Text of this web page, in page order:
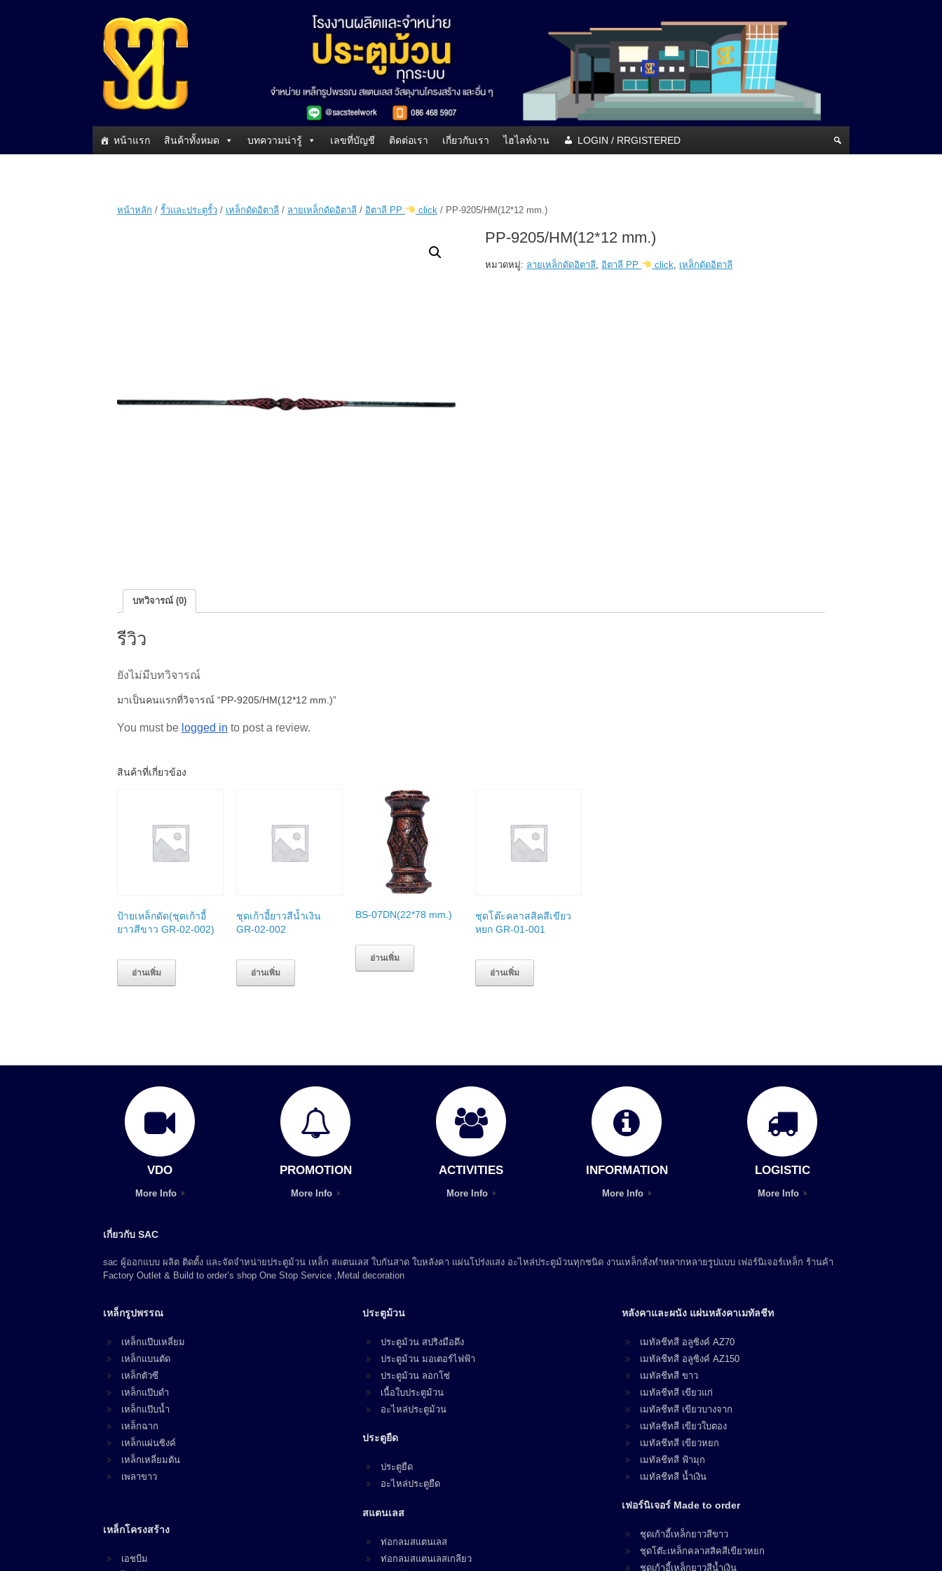
หน้าแรก สินค้าทั้งหมด บทความน่ารู้ เลขที่บัญชี ติดต่อเรา เกี่ยวกับเรา ไฮไลท์งาน LOGIN / RRGISTERED
หน้าหลัก / รั้วและประตูรั้ว / เหล็กดัดอิตาลี / ลายเหล็กดัดอิตาลี / อิตาลี PP click/ PP-9205/HM(12*12 mm.)
PP-9205/HM(12*12 mm.)
หมวดหมู่: ลายเหล็กดัดอิตาลี, อิตาลี PP click, เหล็กดัดอิตาลี
บทวิจารณ์ (0)
รีวิว
ยังไม่มีบทวิจารณ์
มาเป็นคนแรกที่วิจารณ์ “PP-9205/HM(12*12 mm.)”
You must be logged in to post a review.
สินค้าที่เกี่ยวข้อง
ป้ายเหล็กดัด(ชุดเก้าอี้
ยาวสีขาว GR-02-002)
อ่านเพิ่ม
ชุดเก้าอี้ยาวสีน้ำเงิน
GR-02-002
อ่านเพิ่ม
BS-07DN(22*78 mm.)
อ่านเพิ่ม
ชุดโต๊ะคลาสสิคสีเขียว
หยก GR-01-001
อ่านเพิ่ม
VDO
More Info
PROMOTION
More Info
ACTIVITIES
More Info
INFORMATION
More Info
LOGISTIC
More Info
เกี่ยวกับ SAC
sac ผู้ออกแบบ ผลิต ติดตั้ง และจัดจำหน่ายประตูม้วน เหล็ก สแตนเลส ใบกันสาด ใบหลังคา แผ่นโปร่งแสง อะไหล่ประตูม้วนทุกชนิด งานเหล็กสั่งทำหลากหลายรูปแบบ เฟอร์นิเจอร์เหล็ก ร้านค้า
Factory Outlet & Build to order’s shop One Stop Service ,Metal decoration
เหล็กรูปพรรณ
เหล็กแป๊บเหลี่ยม
เหล็กแบนตัด
เหล็กตัวซี
เหล็กแป๊บดำ
เหล็กแป๊บน้ำ
เหล็กฉาก
เหล็กแผ่นซิงค์
เหล็กเหลี่ยมตัน
เพลาขาว
เหล็กโครงสร้าง
เอชบีม
ประตูม้วน
ประตูม้วน สปริงมือดึง
ประตูม้วน มอเตอร์ไฟฟ้า
ประตูม้วน ลอกโซ่
เนื้อใบประตูม้วน
อะไหล่ประตูม้วน
ประตูยืด
ประตูยืด
อะไหล่ประตูยืด
สแตนเลส
ท่อกลมสแตนเลส
ท่อกลมสแตนเลสเกลียว
หลังคาและผนัง แผ่นหลังคาเมทัลชีท
เมทัลชีทสี อลูซิงค์ AZ70
เมทัลชีทสี อลูซิงค์ AZ150
เมทัลชีทสี ขาว
เมทัลชีทสี เขียวแก่
เมทัลชีทสี เขียวบางจาก
เมทัลชีทสี เขียวใบตอง
เมทัลชีทสี เขียวหยก
เมทัลชีทสี ฟ้ามุก
เมทัลชีทสี น้ำเงิน
เฟอร์นิเจอร์ Made to order
ชุดเก้าอี้เหล็กยาวสีขาว
ชุดโต๊ะเหล็กคลาสสิคสีเขียวหยก
ชุดเก้าอี้เหล็กยาวสีน้ำเงิน